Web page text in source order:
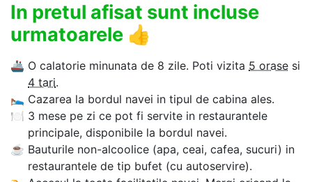
In pretul afisat sunt incluse
urmatoarele 👍
🚢 O calatorie minunata de 8 zile. Poti vizita 5 orase si
4 tari.
🛌 Cazarea la bordul navei in tipul de cabina ales.
🍽 3 mese pe zi ce pot fi servite in restaurantele
principale, disponibile la bordul navei.
☕ Bauturile non-alcoolice (apa, ceai, cafea, sucuri) in
restaurantele de tip bufet (cu autoservire).